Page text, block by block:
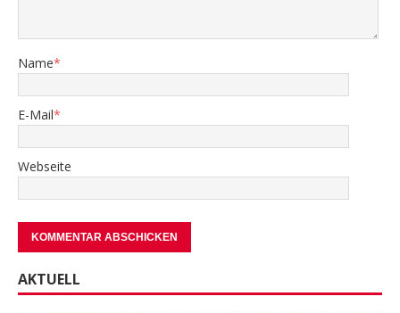
Name*
E-Mail*
Webseite
AKTUELL